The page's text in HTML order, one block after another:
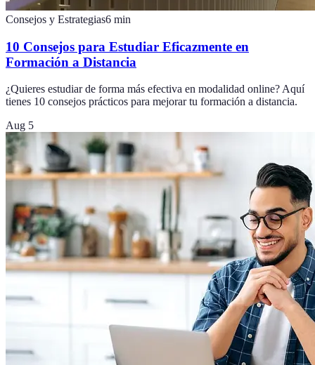
Consejos y Estrategias6 min
10 Consejos para Estudiar Eficazmente en
Formación a Distancia
¿Quieres estudiar de forma más efectiva en modalidad online? Aquí
tienes 10 consejos prácticos para mejorar tu formación a distancia.
Aug 5